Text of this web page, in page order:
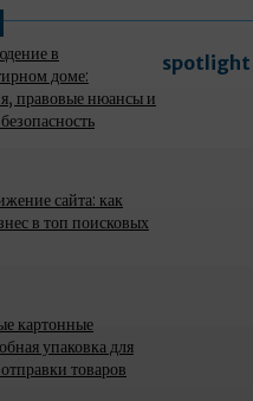
в
доме:
правовые нюансы и
сайта: как
в топ поисковых
картонные
упаковка для
товаров
spotlight